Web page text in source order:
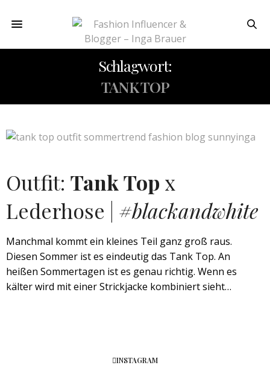
Schlagwort:
TANK TOP
Outfit: Tank Topx
Lederhose | #blackandwhite
Manchmal kommt ein kleines Teil ganz groß raus.
Diesen Sommer ist es eindeutig das Tank Top. An
heißen Sommertagen ist es genau richtig. Wenn es
kälter wird mit einer Strickjacke kombiniert sieht…
INSTAGRAM